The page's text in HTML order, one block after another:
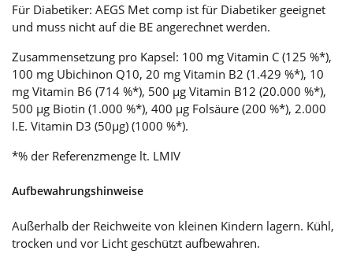
Für Diabetiker: AEGS Met comp ist für Diabetiker geeignet
und muss nicht auf die BE angerechnet werden.
Zusammensetzung pro Kapsel: 100 mg Vitamin C (125 %*),
100 mg Ubichinon Q10, 20 mg Vitamin B2 (1.429 %*), 10
mg Vitamin B6 (714 %*), 500 µg Vitamin B12 (20.000 %*),
500 µg Biotin (1.000 %*), 400 µg Folsäure (200 %*), 2.000
I.E. Vitamin D3 (50µg) (1000 %*).
*% der Referenzmenge lt. LMIV
Aufbewahrungshinweise
Außerhalb der Reichweite von kleinen Kindern lagern. Kühl,
trocken und vor Licht geschützt aufbewahren.